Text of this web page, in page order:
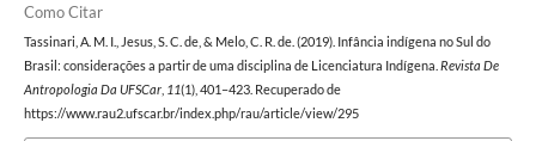
Como Citar
Tassinari, A. M. I., Jesus, S. C. de, & Melo, C. R. de. (2019). Infância indígena no Sul do
Brasil: considerações a partir de uma disciplina de Licenciatura Indígena. Revista De
Antropologia Da UFSCar, 11(1), 401–423. Recuperado de
https://www.rau2.ufscar.br/index.php/rau/article/view/295